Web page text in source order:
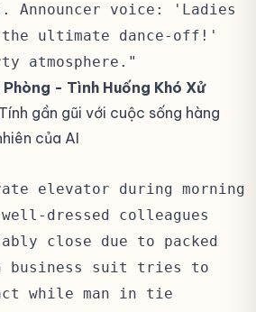
Announcer voice: 'Ladies
the ultimate dance-off!'
atmosphere."
- Tình Huống Khó Xử
Tính gần gũi với cuộc sống hàng
của AI
elevator during morning
dressed colleagues
close due to packed
in business suit tries to
while man in tie